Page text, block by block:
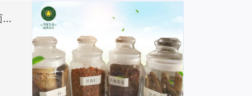
厚朴、苦杏仁、八角茴香、甘草